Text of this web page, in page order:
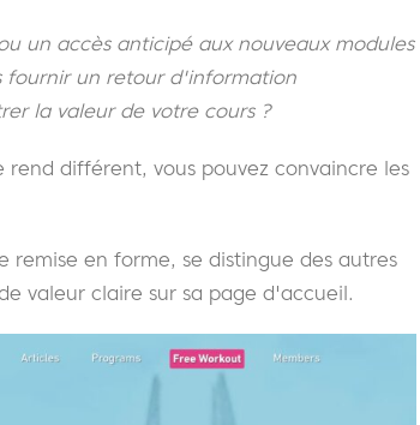
un accès anticipé aux nouveaux modules
fournir un retour d'information
la valeur de votre cours ?
différent, vous pouvez convaincre les
remise en forme, se distingue des autres
valeur claire sur sa page d'accueil.